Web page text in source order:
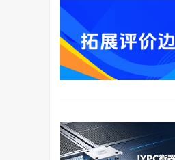
医疗器械工程师考试网
电子竞技师考试网